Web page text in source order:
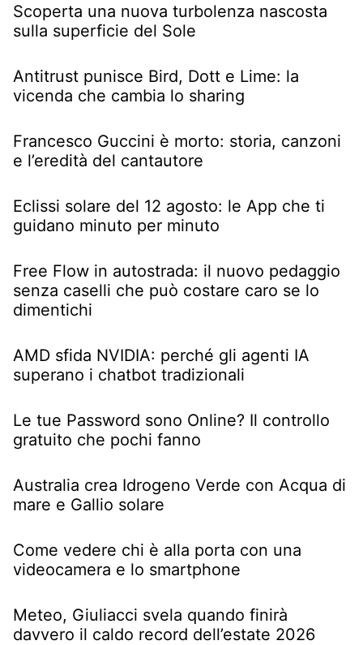
Scoperta una nuova turbolenza nascosta
sulla superficie del Sole
Antitrust punisce Bird, Dott e Lime: la
vicenda che cambia lo sharing
Francesco Guccini è morto: storia, canzoni
e l’eredità del cantautore
Eclissi solare del 12 agosto: le App che ti
guidano minuto per minuto
Free Flow in autostrada: il nuovo pedaggio
senza caselli che può costare caro se lo
dimentichi
AMD sfida NVIDIA: perché gli agenti IA
superano i chatbot tradizionali
Le tue Password sono Online? Il controllo
gratuito che pochi fanno
Australia crea Idrogeno Verde con Acqua di
mare e Gallio solare
Come vedere chi è alla porta con una
videocamera e lo smartphone
Meteo, Giuliacci svela quando finirà
davvero il caldo record dell’estate 2026